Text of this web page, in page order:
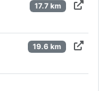
17.7 km
19.6 km